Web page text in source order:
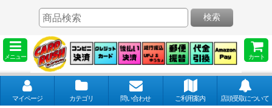
メニュー カート
検索
マイページ カテゴリ 問い合わせ ご利用案内 店頭受取について